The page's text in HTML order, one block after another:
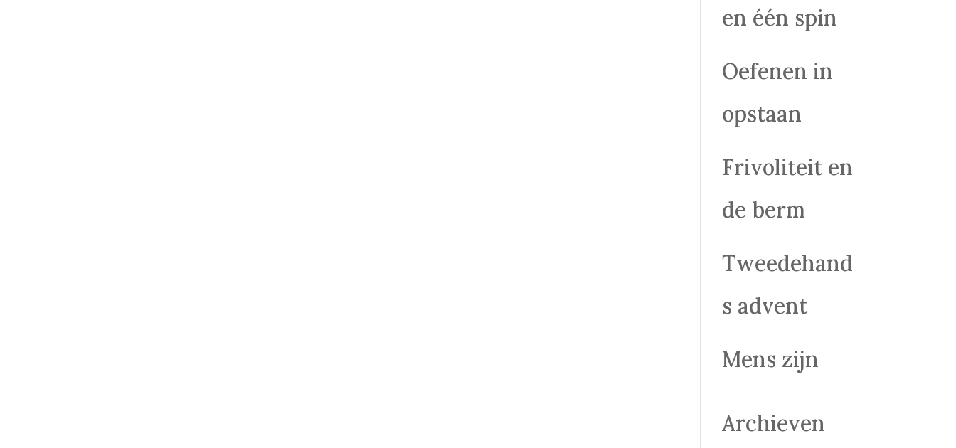
en één spin
Oefenen in
opstaan
Frivoliteit en
de berm
Tweedehand
s advent
Mens zijn
Archieven